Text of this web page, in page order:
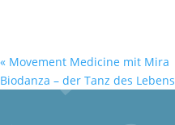
« Movement Medicine mit Mira
Biodanza – der Tanz des Lebens